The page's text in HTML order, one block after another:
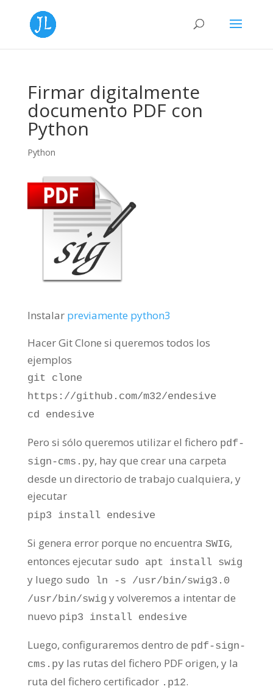
Firmar digitalmente
documento PDF con
Python
Python
Instalar previamente python3
Hacer Git Clone si queremos todos los
ejemplos
git clone
https://github.com/m32/endesive
cd endesive
Pero si sólo queremos utilizar el fichero pdf-
sign-cms.py, hay que crear una carpeta
desde un directorio de trabajo cualquiera, y
ejecutar
pip3 install endesive
Si genera error porque no encuentra SWIG,
entonces ejecutar sudo apt install swig
y luego sudo ln -s /usr/bin/swig3.0
/usr/bin/swig y volveremos a intentar de
nuevo pip3 install endesive
Luego, configuraremos dentro de pdf-sign-
cms.pylas rutas del fichero PDF origen, y la
ruta del fichero certificador .p12.